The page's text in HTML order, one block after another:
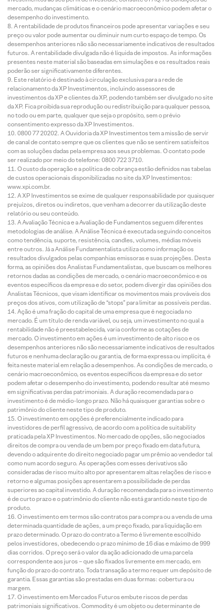
mercado, mudanças climáticas e o cenário macroeconômico podem afetar o
desempenho do investimento.
A rentabilidade de produtos financeiros pode apresentar variações e seu
preço ou valor pode aumentar ou diminuir num curto espaço de tempo. Os
desempenhos anteriores não são necessariamente indicativos de resultados
futuros. A rentabilidade divulgada não é líquida de impostos. As informações
presentes neste material são baseadas em simulações e os resultados reais
poderão ser significativamente diferentes.
Este relatório é destinado à circulação exclusiva para a rede de
relacionamento da XP Investimentos, incluindo assessores de
investimentos da XP e clientes da XP, podendo também ser divulgado no site
da XP. Fica proibida sua reprodução ou redistribuição para qualquer pessoa,
no todo ou em parte, qualquer que seja o propósito, sem o prévio
consentimento expresso da XP Investimentos.
0800 77 20202. A Ouvidoria da XP Investimentos tem a missão de servir
de canal de contato sempre que os clientes que não se sentirem satisfeitos
com as soluções dadas pela empresa aos seus problemas. O contato pode
ser realizado por meio do telefone: 0800 722 3710.
O custo da operação e a política de cobrança estão definidos nas tabelas
de custos operacionais disponibilizadas no site da XP Investimentos:
www.xpi.com.br.
A XP Investimentos se exime de qualquer responsabilidade por quaisquer
prejuízos, diretos ou indiretos, que venham a decorrer da utilização deste
relatório ou seu conteúdo.
A Avaliação Técnica e a Avaliação de Fundamentos seguem diferentes
metodologias de análise. A Análise Técnica é executada seguindo conceitos
como tendência, suporte, resistência, candles, volumes, médias móveis
entre outros. Já a Análise Fundamentalista utiliza como informação os
resultados divulgados pelas companhias emissoras e suas projeções. Desta
forma, as opiniões dos Analistas Fundamentalistas, que buscam os melhores
retornos dadas as condições de mercado, o cenário macroeconômico e os
eventos específicos da empresa e do setor, podem divergir das opiniões dos
Analistas Técnicos, que visam identificar os movimentos mais prováveis dos
preços dos ativos, com utilização de “stops” para limitar as possíveis perdas.
Ação é uma fração do capital de uma empresa que é negociada no
mercado. É um título de renda variável, ou seja, um investimento no qual a
rentabilidade não é preestabelecida, varia conforme as cotações de
mercado. O investimento em ações é um investimento de alto risco e os
desempenhos anteriores não são necessariamente indicativos de resultados
futuros e nenhuma declaração ou garantia, de forma expressa ou implícita, é
feita neste material em relação a desempenhos. As condições de mercado, o
cenário macroeconômico, os eventos específicos da empresa e do setor
podem afetar o desempenho do investimento, podendo resultar até mesmo
em significativas perdas patrimoniais. A duração recomendada para o
investimento é de médio-longo prazo. Não há quaisquer garantias sobre o
patrimônio do cliente neste tipo de produto.
O investimento em opções é preferencialmente indicado para
investidores de perfil agressivo, de acordo com a política de suitability
praticada pela XP Investimentos. No mercado de opções, são negociados
direitos de compra ou venda de um bem por preço fixado em data futura,
devendo o adquirente do direito negociado pagar um prêmio ao vendedor tal
como num acordo seguro. As operações com esses derivativos são
consideradas de risco muito alto por apresentarem altas relações de risco e
retorno e algumas posições apresentarem a possibilidade de perdas
superiores ao capital investido. A duração recomendada para o investimento
é de curto prazo e o patrimônio do cliente não está garantido neste tipo de
produto.
O investimento em termos são contratos para compra ou a venda de uma
determinada quantidade de ações, a um preço fixado, para liquidação em
prazo determinado. O prazo do contrato a Termo é livremente escolhido
pelos investidores, obedecendo o prazo mínimo de 16 dias e máximo de 999
dias corridos. O preço será o valor da ação adicionado de uma parcela
correspondente aos juros – que são fixados livremente em mercado, em
função do prazo do contrato. Toda transação a termo requer um depósito de
garantia. Essas garantias são prestadas em duas formas: cobertura ou
margem.
O investimento em Mercados Futuros embute riscos de perdas
patrimoniais significativos. Commodity é um objeto ou determinante de